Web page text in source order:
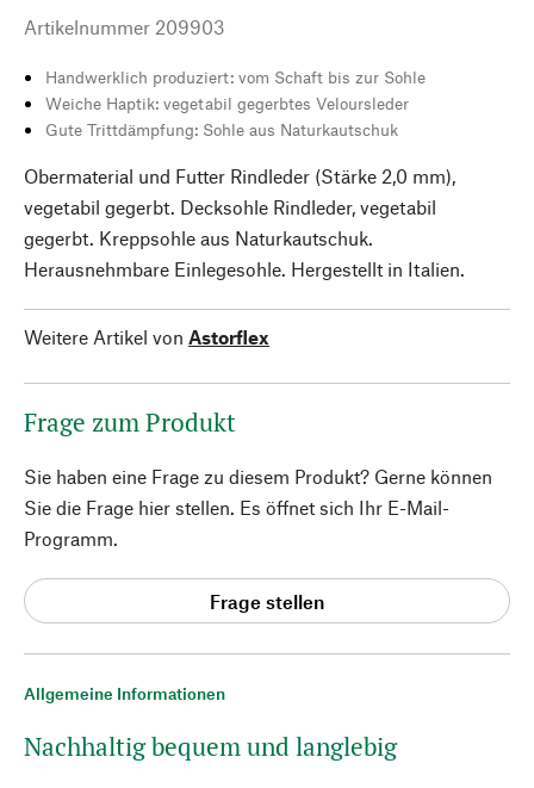
Allgemeine Informationen
Nachhaltig bequem und langlebig
Artikelnummer 209903
Handwerklich produziert: vom Schaft bis zur Sohle
Weiche Haptik: vegetabil gegerbtes Veloursleder
Gute Trittdämpfung: Sohle aus Naturkautschuk
Obermaterial und Futter Rindleder (Stärke 2,0 mm),
vegetabil gegerbt. Decksohle Rindleder, vegetabil
gegerbt. Kreppsohle aus Naturkautschuk.
Herausnehmbare Einlegesohle. Hergestellt in Italien.
Weitere Artikel von Astorflex
Frage zum Produkt
Sie haben eine Frage zu diesem Produkt? Gerne können
Sie die Frage hier stellen. Es öffnet sich Ihr E-Mail-
Programm.
Frage stellen